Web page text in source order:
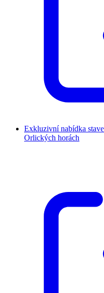
Exkluzivní nabídka
Orlických horách